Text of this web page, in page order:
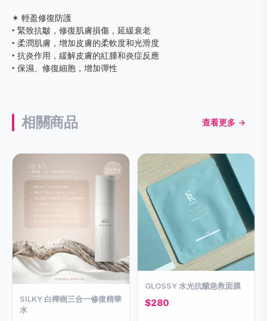
✶ 輕盈修復防護
‣ 緊致抗皺，修復肌膚損傷，延緩衰老
‣ 柔潤肌膚，增加皮膚的柔軟度和光滑度
‣ 抗炎作用，緩解皮膚的紅腫和炎症反應
‣ 保濕、修復細胞，增加彈性
相關商品 查看更多 →
SILKY 白樺樹三合一修復精華
水
GLOSSY 水光抗醣急救面膜
$280